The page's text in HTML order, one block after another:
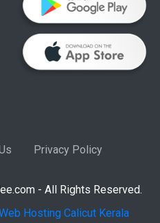
Privacy Policy
- All Rights Reserved.
Hosting Calicut Kerala